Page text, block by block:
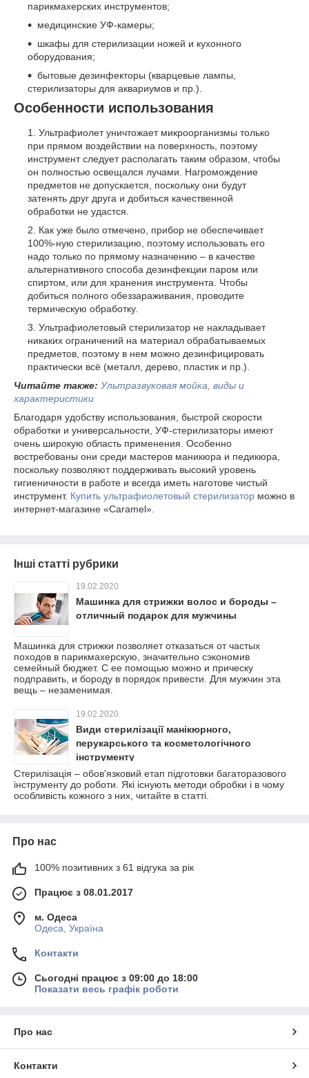
парикмахерских инструментов;
медицинские УФ-камеры;
шкафы для стерилизации ножей и кухонного
оборудования;
бытовые дезинфекторы (кварцевые лампы,
стерилизаторы для аквариумов и пр.).
Особенности использования
Ультрафиолет уничтожает микроорганизмы только
при прямом воздействии на поверхность, поэтому
инструмент следует располагать таким образом, чтобы
он полностью освещался лучами. Нагромождение
предметов не допускается, поскольку они будут
затенять друг друга и добиться качественной
обработки не удастся.
Как уже было отмечено, прибор не обеспечивает
100%-ную стерилизацию, поэтому использовать его
надо только по прямому назначению – в качестве
альтернативного способа дезинфекции паром или
спиртом, или для хранения инструмента. Чтобы
добиться полного обеззараживания, проводите
термическую обработку.
Ультрафиолетовый стерилизатор не накладывает
никаких ограничений на материал обрабатываемых
предметов, поэтому в нем можно дезинфицировать
практически всё (металл, дерево, пластик и пр.).
Читайте также: Ультразвуковая мойка, виды и
характеристики
Благодаря удобству использования, быстрой скорости
обработки и универсальности, УФ-стерилизаторы имеют
очень широкую область применения. Особенно
востребованы они среди мастеров маникюра и педикюра,
поскольку позволяют поддерживать высокий уровень
гигиеничности в работе и всегда иметь наготове чистый
инструмент. Купить ультрафиолетовый стерилизатор можно в
интернет-магазине «Caramel».
Інші статті рубрики
19.02.2020
Машинка для стрижки волос и бороды –
отличный подарок для мужчины
Машинка для стрижки позволяет отказаться от частых
походов в парикмахерскую, значительно сэкономив
семейный бюджет. С ее помощью можно и прическу
подправить, и бороду в порядок привести. Для мужчин эта
вещь – незаменимая.
19.02.2020
Види стерилізації манікюрного,
перукарського та косметологічного
інструменту
Стерилізація – обов'язковий етап підготовки багаторазового
інструменту до роботи. Які існують методи обробки і в чому
особливість кожного з них, читайте в статті.
Про нас
100% позитивних з 61 відгука за рік
Працює з 08.01.2017
м. Одеса
Одеса, Україна
Контакти
Сьогодні працює з 09:00 до 18:00
Показати весь графік роботи
Про нас
Контакти